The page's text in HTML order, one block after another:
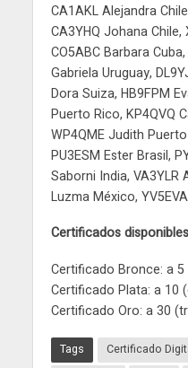
CA1AKL Alejandra
CA3YHQ Johana Chile,
CO5ABC Barbara
Gabriela Uruguay,
Dora Suiza, HB9FPM
Puerto Rico, KP4QVQ
WP4QME Judith
PU3ESM Ester Brasil,
Saborni India, VA3YLR
Luzma México,
Certificados
Certificado Bronce: a
Certificado Plata: a 10
Certificado Oro: a 30
Tags
Certificado